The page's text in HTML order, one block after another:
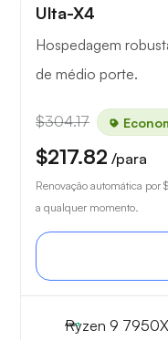
Ulta-X4
Hospedagem
de médio porte.
$304.17
$217.82 /para
Renovação automática por
a qualquer momento.
Ryzen 9